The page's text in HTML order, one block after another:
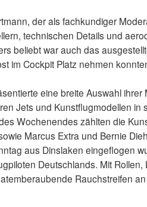
der als fachkundiger
technischen Details und
beliebt war auch das
im Cockpit Platz nehmen
eine breite Auswahl ihrer
Jets und Kunstflugmodellen in
Wochenendes zählten die
Marcus Extra und Bernie
aus Dinslaken eingeflogen
Deutschlands. Mit
Rauchstreifen